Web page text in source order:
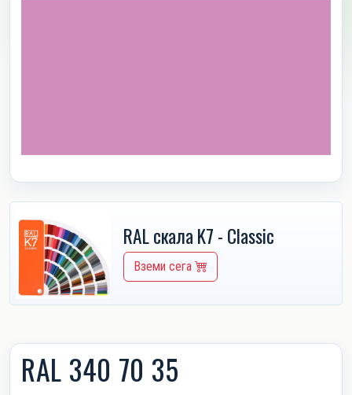
RAL скала K7 - Classic
Вземи сега
RAL 340 70 35